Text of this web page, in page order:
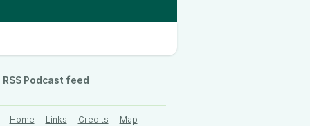
RSS Podcast feed
Home Links Credits
Map